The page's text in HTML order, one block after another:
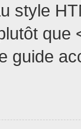
style
que
guide